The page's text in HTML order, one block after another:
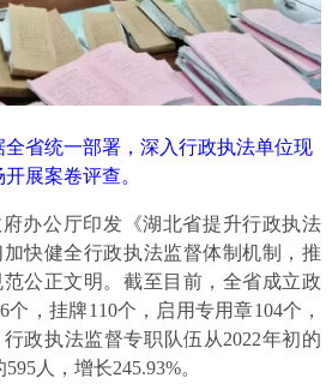
省统一部署，深入行政执法单位现
开展案卷评查。
办公厅印发《湖北省提升行政执法
快健全行政执法监督体制机制，推
公正文明。截至目前，全省成立政
，挂牌110个，启用专用章104个，
政执法监督专职队伍从2022年初的
人，增长245.93%。